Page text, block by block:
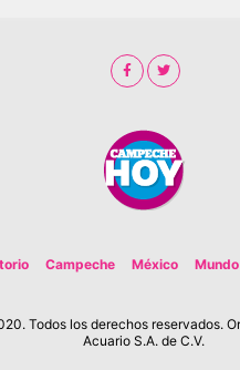
Campeche México Mundo
Todos los derechos reservados.
Acuario S.A. de C.V.